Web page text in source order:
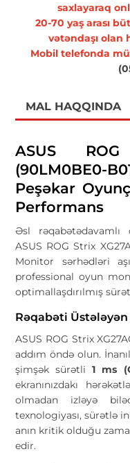
saxlayaraq
20-70 yaş arası
vətəndaşı olan
Mobil telefonda
MAL HAQQINDA
ASUS
(90LM0BE0-
Peşəkar
Performans
Əsl
ASUS ROG Strix
Monitor sərhədləri
professional oyun
optimallaşdırılmış
Rəqabəti
ASUS ROG Strix
addım öndə olun.
şimşək sürətli1 ms
ekranınızdakı
olmadan izləyə
texnologiyası, sürətlə
anın kritik olduğu
edir.